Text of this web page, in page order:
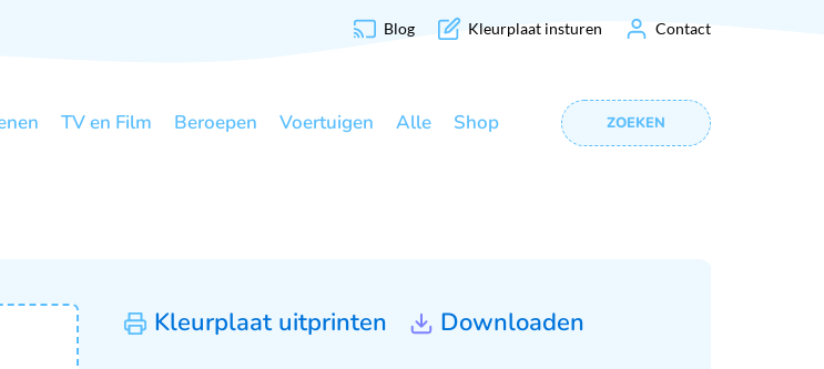
Blog Kleurplaat insturen Contact
TV en Film Beroepen Voertuigen Alle Shop ZOEKEN
Kleurplaat uitprinten Downloaden